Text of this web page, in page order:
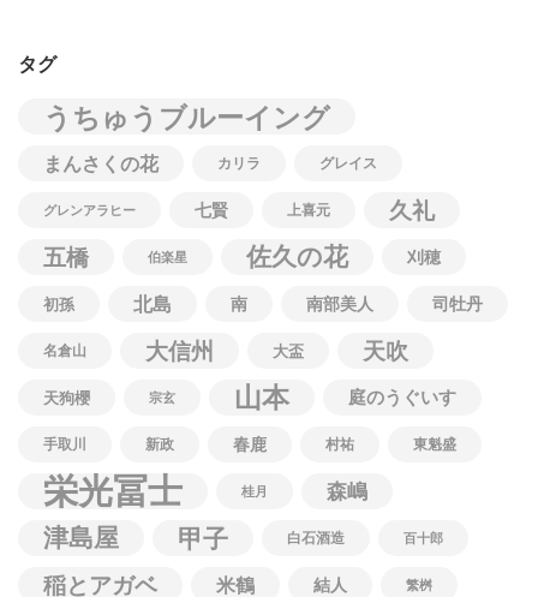
タグ
うちゅうブルーイング
まんさくの花 カリラ グレイス
グレンアラヒー 七賢 上喜元
久礼
五橋
伯楽星 佐久の花 刈穂
初孫 北島 南 南部美人 司牡丹
名倉山 大信州 大盃 天吹
天狗櫻 宗玄 山本 庭のうぐいす
手取川 新政 春鹿 村祐 東魁盛
栄光冨士 桂月 森嶋
津島屋 甲子 白石酒造 百十郎
稲とアガベ 米鶴 結人 繁桝